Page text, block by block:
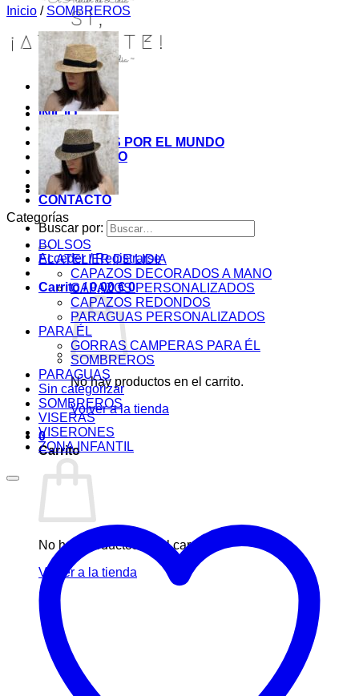
INICIO
TIENDA
MIS COSITAS POR EL MUNDO
EL COMIENZO
BLOG
PAGOS
CONTACTO
Buscar por:
Acceder / Registrarse
Carrito /0,00€ 0
No hay productos en el carrito.
Volver a la tienda
0
Carrito
No hay productos en el carrito.
Volver a la tienda
Inicio / SOMBREROS
Categorías
BOLSOS
EL ATELIER DE LIDIA
CAPAZOS DECORADOS A MANO
CAPAZOS PERSONALIZADOS
CAPAZOS REDONDOS
PARAGUAS PERSONALIZADOS
PARA ÉL
GORRAS CAMPERAS PARA ÉL
SOMBREROS
PARAGUAS
Sin categorizar
SOMBREROS
VISERAS
VISERONES
ZONA INFANTIL